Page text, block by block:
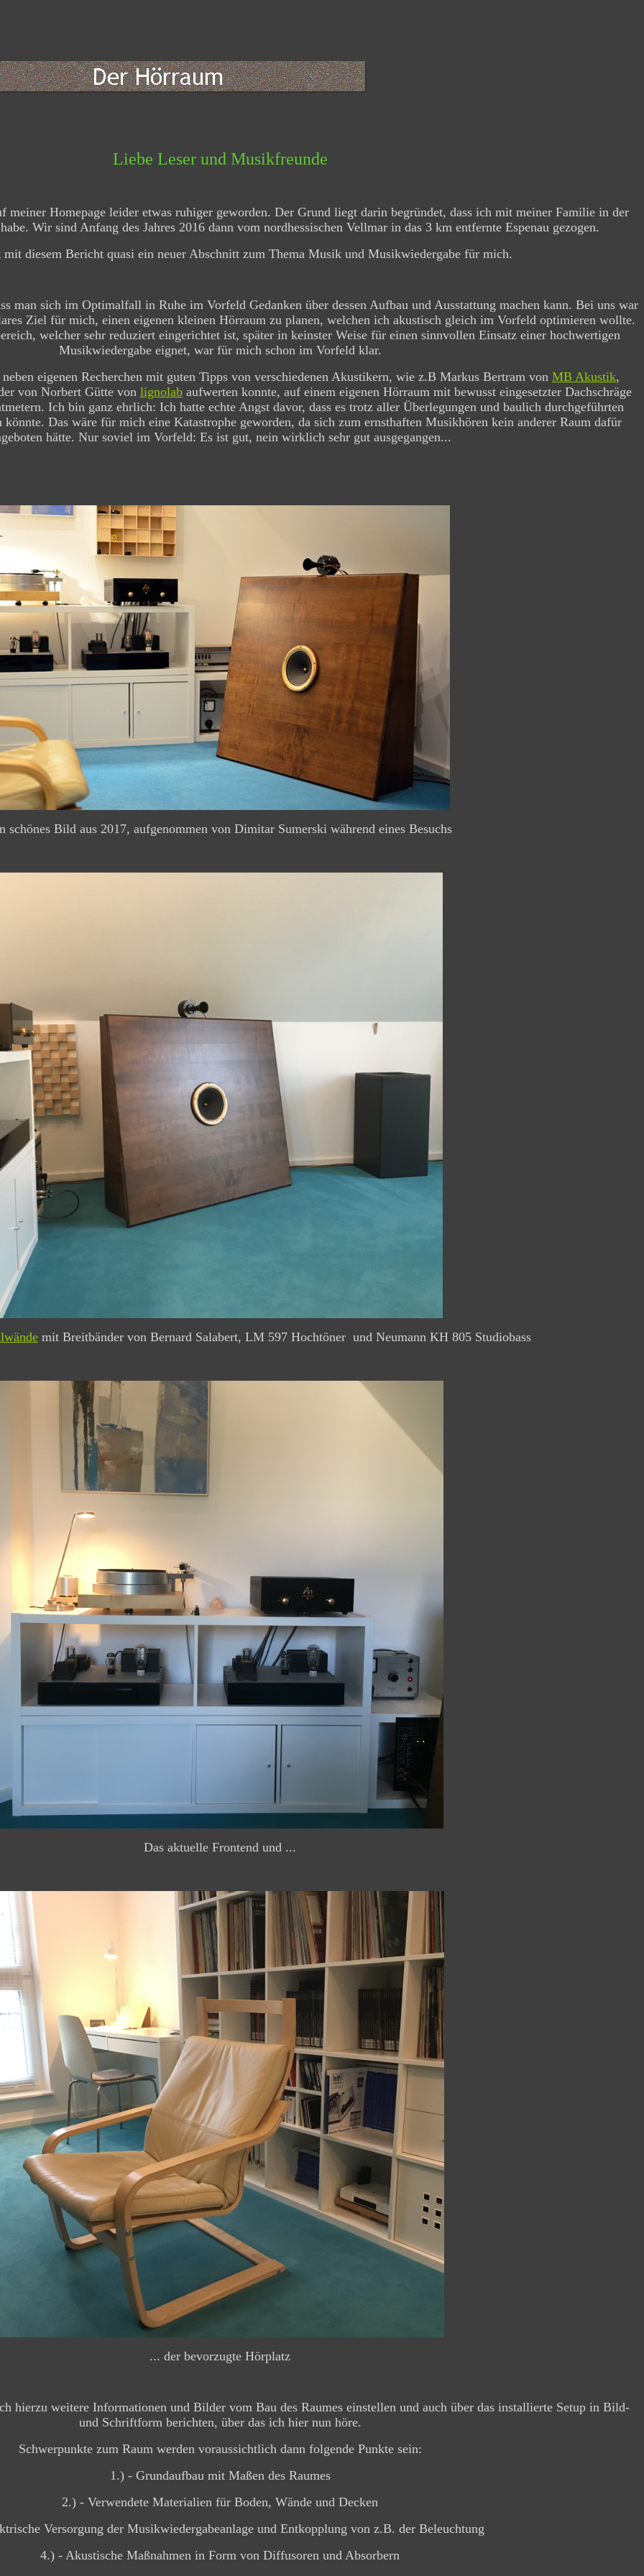
Liebe Leser und Musikfreunde
meiner Homepage leider etwas ruhiger geworden. Der Grund liegt darin begründet, dass ich mit meiner Familie in der
Wir sind Anfang des Jahres 2016 dann vom nordhessischen Vellmar in das 3 km entfernte Espenau gezogen.
diesem Bericht quasi ein neuer Abschnitt zum Thema Musik und Musikwiedergabe für mich.
man sich im Optimalfall in Ruhe im Vorfeld Gedanken über dessen Aufbau und Ausstattung machen kann. Bei uns war
Ziel für mich, einen eigenen kleinen Hörraum zu planen, welchen ich akustisch gleich im Vorfeld optimieren wollte.
welcher sehr reduziert eingerichtet ist, später in keinster Weise für einen sinnvollen Einsatz einer hochwertigen
Musikwiedergabe eignet, war für mich schon im Vorfeld klar.
eigenen Recherchen mit guten Tipps von verschiedenen Akustikern, wie z.B Markus Bertram von MB Akustik,
von Norbert Gütte von lignolab aufwerten konnte, auf einem eigenen Hörraum mit bewusst eingesetzter Dachschräge
Ich bin ganz ehrlich: Ich hatte echte Angst davor, dass es trotz aller Überlegungen und baulich durchgeführten
Das wäre für mich eine Katastrophe geworden, da sich zum ernsthaften Musikhören kein anderer Raum dafür
hätte. Nur soviel im Vorfeld: Es ist gut, nein wirklich sehr gut ausgegangen...
schönes Bild aus 2017, aufgenommen von Dimitar Sumerski während eines Besuchs
mit Breitbänder von Bernard Salabert, LM 597 Hochtöner und Neumann KH 805 Studiobass
Das aktuelle Frontend und ...
... der bevorzugte Hörplatz
hierzu weitere Informationen und Bilder vom Bau des Raumes einstellen und auch über das installierte Setup in Bild-
und Schriftform berichten, über das ich hier nun höre.
Schwerpunkte zum Raum werden voraussichtlich dann folgende Punkte sein:
1.) - Grundaufbau mit Maßen des Raumes
2.) - Verwendete Materialien für Boden, Wände und Decken
Versorgung der Musikwiedergabeanlage und Entkopplung von z.B. der Beleuchtung
4.) - Akustische Maßnahmen in Form von Diffusoren und Absorbern